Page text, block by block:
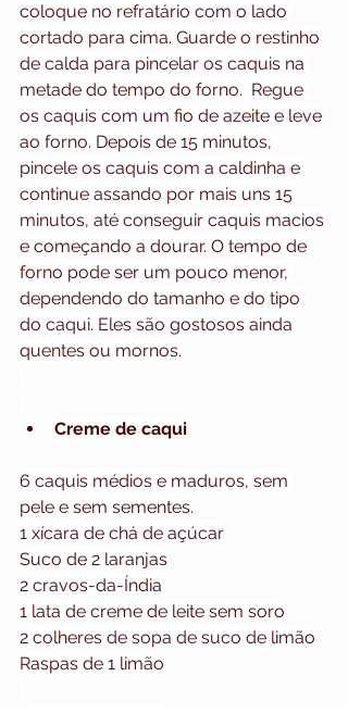
coloque no refratário com o lado
cortado para cima. Guarde o restinho
de calda para pincelar os caquis na
metade do tempo do forno.  Regue
os caquis com um fio de azeite e leve
ao forno. Depois de 15 minutos,
pincele os caquis com a caldinha e
continue assando por mais uns 15
minutos, até conseguir caquis macios
e começando a dourar. O tempo de
forno pode ser um pouco menor,
dependendo do tamanho e do tipo
do caqui. Eles são gostosos ainda
quentes ou mornos.
Creme de caqui
6 caquis médios e maduros, sem
pele e sem sementes.
1 xícara de chá de açúcar
Suco de 2 laranjas
2 cravos-da-Índia
1 lata de creme de leite sem soro
2 colheres de sopa de suco de limão
Raspas de 1 limão